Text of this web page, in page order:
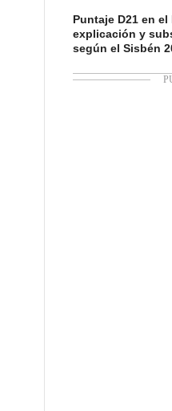
Puntaje D21 en
explicación y
según el Sisbén